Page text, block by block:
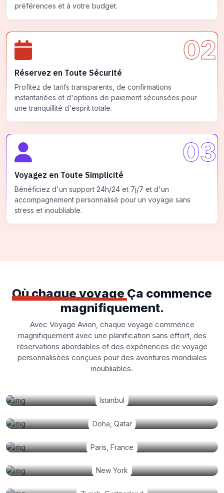
préférences et à votre budget.
02
Réservez en Toute Sécurité
Profitez de tarifs transparents, de confirmations
instantanées et d'options de paiement sécurisées pour
une tranquillité d'esprit totale.
03
Voyagez en Toute Simplicité
Bénéficiez d'un support 24h/24 et 7j/7 et d'un
accompagnement personnalisé pour un voyage sans
stress et inoubliable.
Où chaque voyage Ça commence
magnifiquement.
Avec Voyage Avion, chaque voyage commence
magnifiquement avec une planification sans effort, des
réservations abordables et des expériences de voyage
personnalisées conçues pour des aventures mondiales
inoubliables.
Istanbul
Doha, Qatar
Paris, France
New York